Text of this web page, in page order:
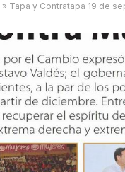
» Tapa y Contratapa 19 de